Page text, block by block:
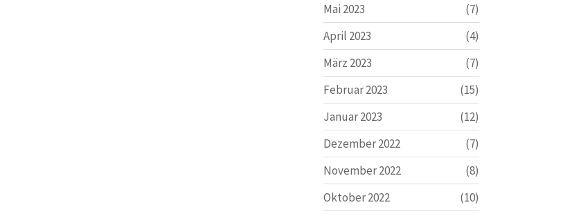
Mai 2023
(7)
April 2023
(4)
März 2023
(7)
Februar 2023
(15)
Januar 2023
(12)
Dezember 2022
(7)
November 2022
(8)
Oktober 2022
(10)